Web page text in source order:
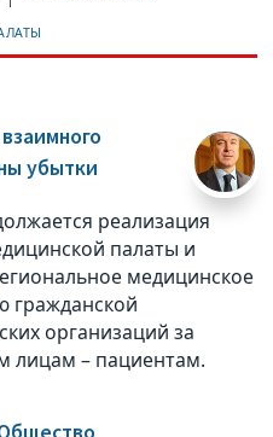
убытки
реализация
палаты и
медицинское
гражданской
организаций за
лицам – пациентам.